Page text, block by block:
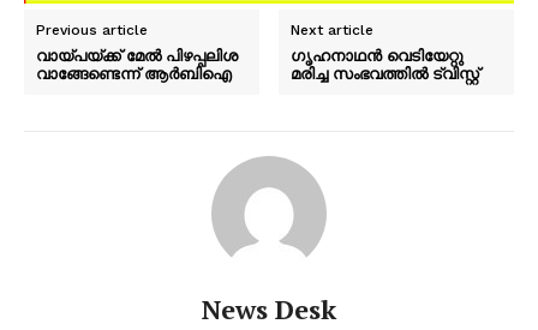
Previous article
വായ്പയ്ക്ക് മേൽ പിഴപ്പലിശ
വാങ്ങേണ്ടെന്ന് ആർബിഐ
Next article
ഗൃഹനാഥൻ വെടിയേറ്റു
മരിച്ച സംഭവത്തിൽ ട്വിസ്റ്റ്
News Desk